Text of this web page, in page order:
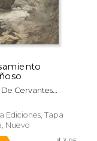
De Cervantes
Ediciones, Tapa
Nuevo